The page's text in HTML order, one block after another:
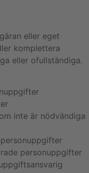
eller eget
komplettera
eller ofullständiga.
inte är nödvändiga
personuppgifter